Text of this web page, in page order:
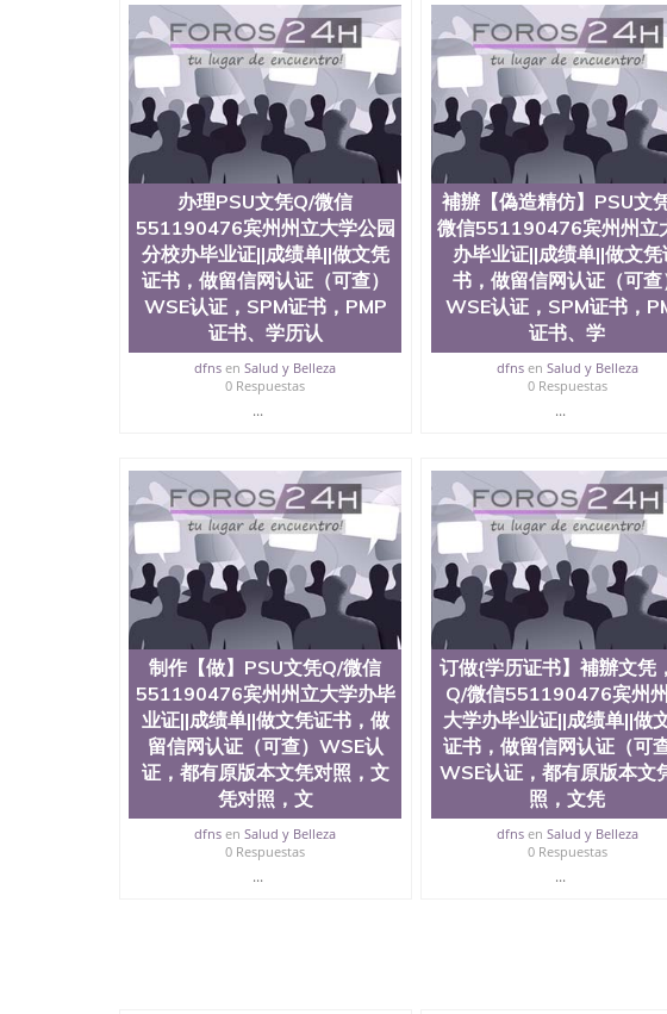
外毕业证价格QQ微信551190476国外编号查询QQ微信
551190476办国外可查文凭QQ微信551190476网上购买真文凭可
机构QQ微信551190476 国外资格证书办理QQ微信551190476如何
认证办理QQ微信551190476 圣何塞州立大学（San Jose State
1857年，简称SJSU，是加州历史悠久的大学之一，也是美西地
中心，占地154公顷。它是一所位于加利福尼亚州的著名综合性
茅的毕业薪资，浓厚的多元化学术氛围，杰出的本科教育质量，
合性大学，每年有来自世界各地的成百上千的海外学生前往求学
位、声誉、实习机会和影响力的高等教育机构，并获誉为美国本
计系更是在当今美国大学教学排名中表现优异。其毕业生大多可
机会。许多硅谷公司甚至在学生大三和大四的学期提供许多相应
(UC)，还是加州州立大学系统(CSU), 圣何塞州立大学都占据着加
学座落于硅谷(Silicon Valley), 于附近的旧金山-圣何塞地区为全
134种学士学科和65个硕士学科，并有来自世界60余国的学生来
子工程学，工商管理学，艺术设计，和航空学等，深受性肯定及
也吸引了众多不同国家的专业人士前来研究与学习。 二、办理流
定金下单； 3、公司确认到账转制作点做电子图； 4、电子图做
部做成品； 6、成品做好拍照或者视频确认再付余款； 7、快递
网上可查的证明材料 1、教育部学历学位认证，留服真实存档可
展学院、信息工程与科学学院、人文学院、护理学院、科学学院
工学院排名在前十五名，且继续攀升中。纽约大学为学生们提供
包括：会计学、MBA、财务、教育、建筑工程、经济、医学、
术、电子工程、天文学、农业、环境污染控制、历史、电气工程
科学、机械工程、航天工程、土木工程、数学、化学、英语、社
工程、计算机科学、物理学、人工智能、商科、金融专业 1、客
出操作方案； 2、补充毕业证成绩单等相关材料； 3、留服注册
司人员陪同客户本人一起去留服递交材料； 5、等待结果，完成
到结果，付余款。 我们对海外大学及学院的毕业证成绩单所使用
印，阴影底纹，钢印LOGO烫金烫银，LOGO烫金烫银复合重叠
感，复印防伪）都有原版本文凭对照。质量得到了广大海外客户
同时能做到与时俱进，及时掌握各大院校的（毕业证，成绩单，
在读证明等相关材料）的版本更新信息， 能够在时间掌握的海
防伪技术等等，并在时间收集到原版实物，以求达到客户的需求
时，坚持较高性价比，通过品质和效率不断优化，为您倾情诠释
信:551190476 Q/微信:551190476办理毕业证成绩单、教育部认
公司专业制作、办理、仿制、成绩单文凭、改成绩、教育部学历
文凭、假文凭假毕业证假学历书制作、假制作、办理、仿制学位
认证、留服认证、使馆认证、使馆证明、使馆留学回国人员证明
认证、留学生学历认证、留学生学位认证、英国文凭学历、美国
历、新西兰学历认证等q:551190476 微信：551190476 圣何塞州
办理PSU文凭Q/微信
551190476宾州州立大学公园
分校办毕业证||成绩单||做文凭
证书，做留信网认证（可查）
WSE认证，SPM证书，PMP
证书、学历认
dfns enSalud y Belleza
0 Respuestas
...
補辦【偽造精仿】PSU文
微信551190476宾州州立
办毕业证||成绩单||做文凭
书，做留信网认证（可查
WSE认证，SPM证书，
证书、学
dfnsen Salud y Belleza
0 Respuestas
...
制作【做】PSU文凭Q/微信
551190476宾州州立大学办毕
业证||成绩单||做文凭证书，做
留信网认证（可查）WSE认
证，都有原版本文凭对照，文
凭对照，文
dfns enSalud y Belleza
0 Respuestas
...
订做{学历证书】補辦文凭
Q/微信551190476宾州
大学办毕业证||成绩单||做
证书，做留信网认证（可查
WSE认证，都有原版本文
照，文凭
dfnsen Salud y Belleza
0 Respuestas
...